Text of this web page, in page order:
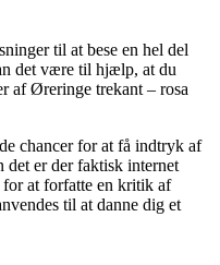
til at bese en hel del
det være til hjælp, at du
af Øreringe trekant – rosa
chancer for at få indtryk af
er der faktisk internet
at forfatte en kritik af
til at danne dig et